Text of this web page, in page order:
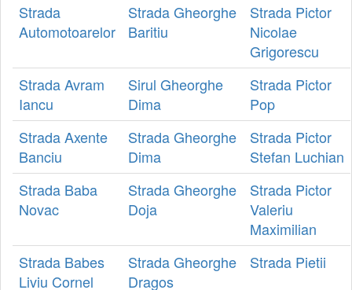
Strada
Automotoarelor
Strada Gheorghe
Baritiu
Strada Pictor
Nicolae
Grigorescu
Strada Avram
Iancu
Sirul Gheorghe
Dima
Strada Pictor
Pop
Strada Axente
Banciu
Strada Gheorghe
Dima
Strada Pictor
Stefan Luchian
Strada Baba
Novac
Strada Gheorghe
Doja
Strada Pictor
Valeriu
Maximilian
Strada Babes
Liviu Cornel
Strada Gheorghe
Dragos
Strada Pietii